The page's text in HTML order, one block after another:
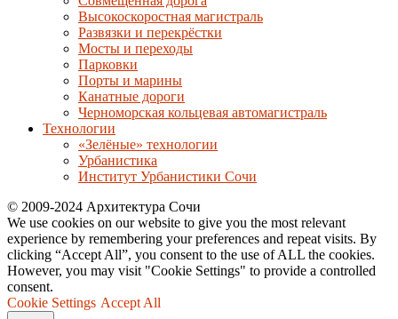
Высокоскоростная магистраль
Развязки и перекрёстки
Мосты и переходы
Парковки
Порты и марины
Канатные дороги
Черноморская кольцевая автомагистраль
Технологии
«Зелёные» технологии
Урбанистика
Институт Урбанистики Сочи
© 2009-2024 Архитектура Сочи
We use cookies on our website to give you the most relevant
experience by remembering your preferences and repeat visits. By
clicking “Accept All”, you consent to the use of ALL the cookies.
However, you may visit "Cookie Settings" to provide a controlled
consent.
Cookie Settings Accept All